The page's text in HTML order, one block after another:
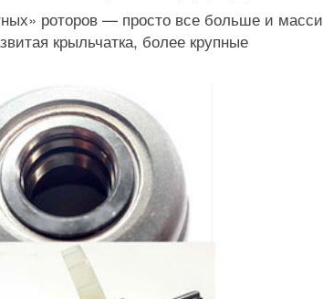
роторов — просто все больше и
крыльчатка, более крупные